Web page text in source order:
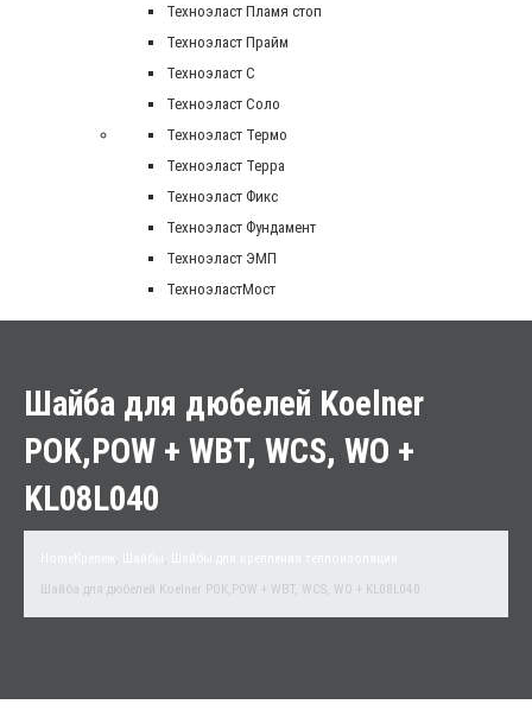
Техноэласт Пламя стоп
Техноэласт Прайм
Техноэласт С
Техноэласт Соло
Техноэласт Термо
Техноэласт Терра
Техноэласт Фикс
Техноэласт Фундамент
Техноэласт ЭМП
ТехноэластМост
Шайба для дюбелей Koelner
POK,POW + WBT, WCS, WO +
KL08L040
, ,
Шайба для дюбелей Koelner POK,POW + WBT, WCS, WO + KL08L040